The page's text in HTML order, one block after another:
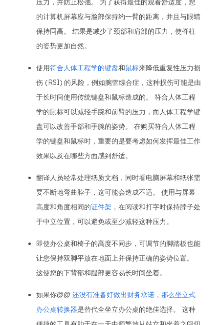
压力，并防止松弛。 为了获得最佳的观看舒适度，您
的计算机屏幕应与脸部保持约一臂的距离，并且与眼睛
保持同高。 结果是减少了颈部和肩部的压力，使脊柱
的姿势更加自然。
使用符合人体工程学的键盘和鼠标来降低重复性压力损
伤 (RSI) 的风险，例如腕管综合症，这种损伤可能是由
于长时间使用传统键盘和鼠标造成的。 符合人体工程
学的鼠标可以减轻手腕和前臂的压力，而人体工程学键
盘可以改善手部和手腕的姿势。 在购买符合人体工程
学的键盘和鼠标时，重要的是要考虑如何发挥最佳工作
效果以及在哪些方面感到舒适。
翻译人员经常处理纸质文档，同时看电脑屏幕和纸张需
要不断地弯曲脖子，这可能会造成不适。 使用与屏幕
高度和角度相同的证件架 ，在阅读和打字时保持脖子处
于中立位置，可以避免或至少减轻这种压力。
即使办公桌和椅子的高度不同步，可调节的脚踏板也能
让您保持双脚平放在地面上并保持正确的姿势位置。
这使您的下背部和腿部更容易长时间坐着。
如果你@@ 还没有准备好做出财务承诺，那么坐立式
办公桌转换器是替代全坐立办公桌的绝佳选择。 这种